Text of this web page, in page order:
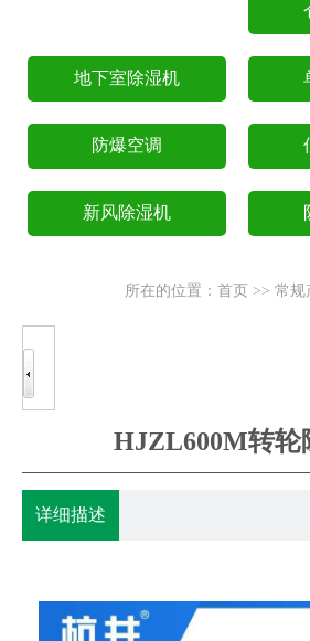
地下室除湿机
防爆空调
新风除湿机
所在的位置： 首页 >> 常规
HJZL600M转轮
详细描述